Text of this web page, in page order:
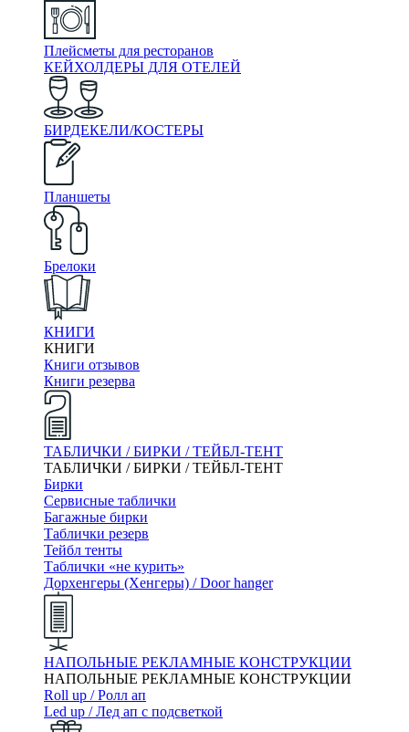
Плейсметы для ресторанов
КЕЙХОЛДЕРЫ ДЛЯ ОТЕЛЕЙ
БИРДЕКЕЛИ/КОСТЕРЫ
Планшеты
Брелоки
КНИГИ
КНИГИ
Книги отзывов
Книги резерва
ТАБЛИЧКИ / БИРКИ / ТЕЙБЛ-ТЕНТ
ТАБЛИЧКИ / БИРКИ / ТЕЙБЛ-ТЕНТ
Бирки
Сервисные таблички
Багажные бирки
Таблички резерв
Тейбл тенты
Таблички «не курить»
Дорхенгеры (Хенгеры) / Door hanger
НАПОЛЬНЫЕ РЕКЛАМНЫЕ КОНСТРУКЦИИ
НАПОЛЬНЫЕ РЕКЛАМНЫЕ КОНСТРУКЦИИ
Roll up / Ролл ап
Led up / Лед ап с подсветкой